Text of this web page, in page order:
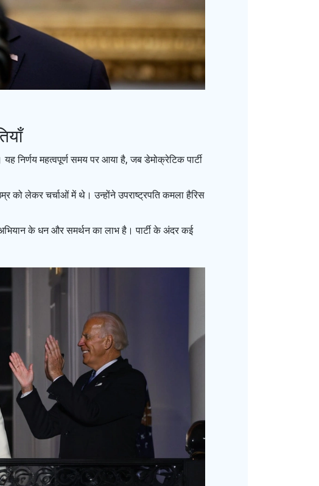
निर्णय महत्वपूर्ण समय पर आया है, जब डेमोक्रेटिक पार्टी
को लेकर चर्चाओं में थे। उन्होंने उपराष्ट्रपति कमला हैरिस
के धन और समर्थन का लाभ है। पार्टी के अंदर कई